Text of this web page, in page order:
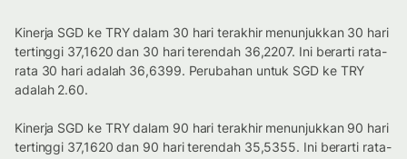
Kinerja SGD ke TRY dalam 30 hari terakhir menunjukkan 30 hari
tertinggi 37,1620 dan 30 hari terendah 36,2207. Ini berarti rata-
rata 30 hari adalah 36,6399. Perubahan untuk SGD ke TRY
adalah 2.60.
Kinerja SGD ke TRY dalam 90 hari terakhir menunjukkan 90 hari
tertinggi 37,1620 dan 90 hari terendah 35,5355. Ini berarti rata-